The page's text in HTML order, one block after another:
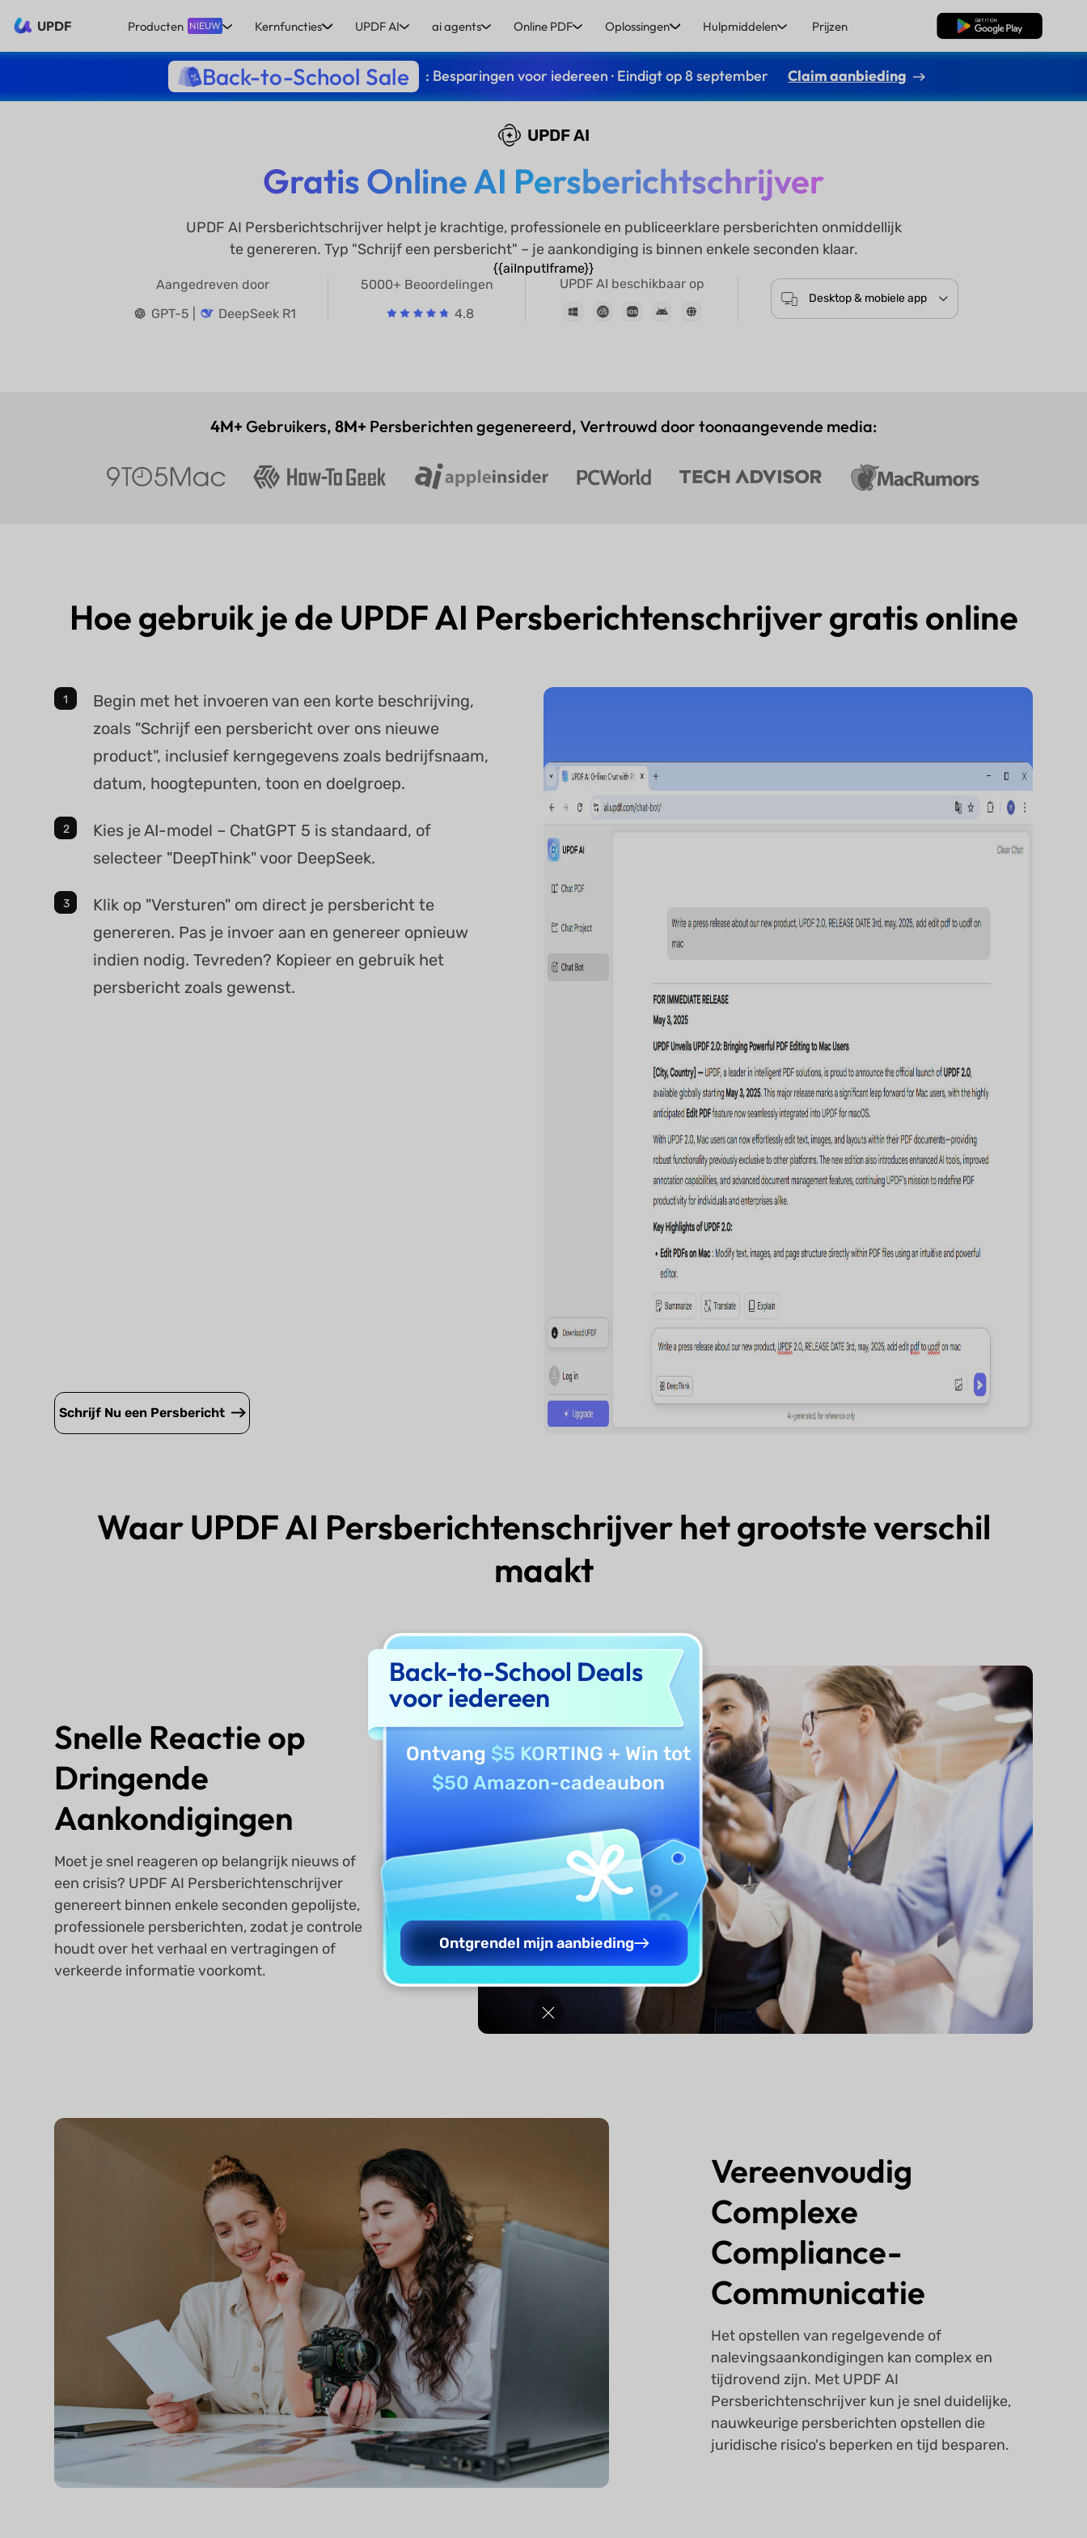
UPDF Producten NIEUW Kernfuncties UPDF AI ai agents Online PDF Oplossingen Hulpmiddelen Prijzen Gratis Download
Back-to-School Sale : Besparingen voor iedereen · Eindigt op 8 september Claim aanbieding
UPDF AI
Gratis Online AI Persberichtschrijver
UPDF AI Persberichtschrijver helpt je krachtige, professionele en publiceerklare persberichten onmiddellijk
te genereren. Typ "Schrijf een persbericht" – je aankondiging is binnen enkele seconden klaar.
{{aiInputIframe}}
Aangedreven door
GPT-5 |
DeepSeek R1
5000+ Beoordelingen
4.8
UPDF AI beschikbaar op
Desktop & mobiele app
4M+ Gebruikers, 8M+ Persberichten gegenereerd, Vertrouwd door toonaangevende media:
Hoe gebruik je de UPDF AI Persberichtenschrijver gratis online
Begin met het invoeren van een korte beschrijving,
zoals "Schrijf een persbericht over ons nieuwe
product", inclusief kerngegevens zoals bedrijfsnaam,
datum, hoogtepunten, toon en doelgroep.
Kies je AI-model – ChatGPT 5 is standaard, of
selecteer "DeepThink" voor DeepSeek.
Klik op "Versturen" om direct je persbericht te
genereren. Pas je invoer aan en genereer opnieuw
indien nodig. Tevreden? Kopieer en gebruik het
persbericht zoals gewenst.
Schrijf Nu een Persbericht
Waar UPDF AI Persberichtenschrijver het grootste verschil
maakt
Snelle Reactie op
Dringende
Aankondigingen
Moet je snel reageren op belangrijk nieuws of
een crisis? UPDF AI Persberichtenschrijver
genereert binnen enkele seconden gepolijste,
professionele persberichten, zodat je controle
houdt over het verhaal en vertragingen of
verkeerde informatie voorkomt.
Vereenvoudig
Complexe
Compliance-
Communicatie
Het opstellen van regelgevende of
nalevingsaankondigingen kan complex en
tijdrovend zijn. Met UPDF AI
Persberichtenschrijver kun je snel duidelijke,
nauwkeurige persberichten opstellen die
juridische risico's beperken en tijd besparen.
Back-to-School Deals
voor iedereen
Ontvang $5 KORTING + Win tot
$50 Amazon-cadeaubon
Ontgrendel mijn aanbieding